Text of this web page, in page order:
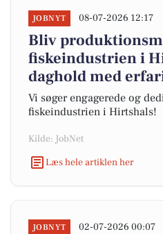
JOBNYT 08-07-2026 12:17
Bliv
fiskeindustrien i
daghold med
Vi søger engagerede og
fiskeindustrien i Hirtshals!
Kilde: JobNet
Læs hele artiklen her
JOBNYT 02-07-2026 00:07